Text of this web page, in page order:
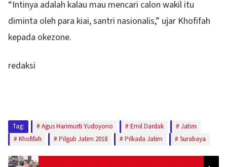
“Intinya adalah kalau mau mencari calon wakil itu
diminta oleh para kiai, santri nasionalis,” ujar Khofifah
kepada okezone.
redaksi
Tag: Agus Harimurti Yudoyono Emil Dardak
Jatim
Khofifah
Pilgub Jatim 2018 Pilkada Jatim Surabaya